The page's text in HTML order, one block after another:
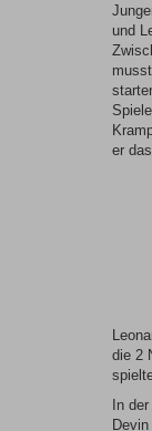
und
er
die 2
In